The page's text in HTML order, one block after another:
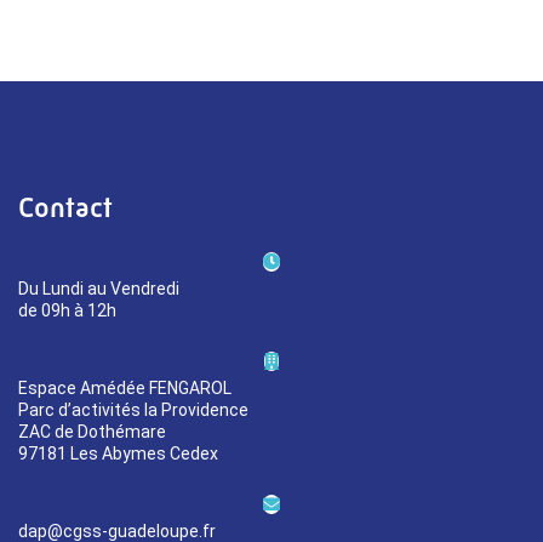
Contact
Du Lundi au Vendredi
de 09h à 12h
Espace Amédée FENGAROL
Parc d’activités la Providence
ZAC de Dothémare
97181 Les Abymes Cedex
dap@cgss-guadeloupe.fr